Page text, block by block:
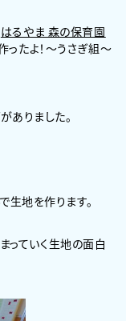
はるやま 森の保育園
ったよ！～うさぎ組～
ありました。
生地を作ります。
まっていく生地の面白